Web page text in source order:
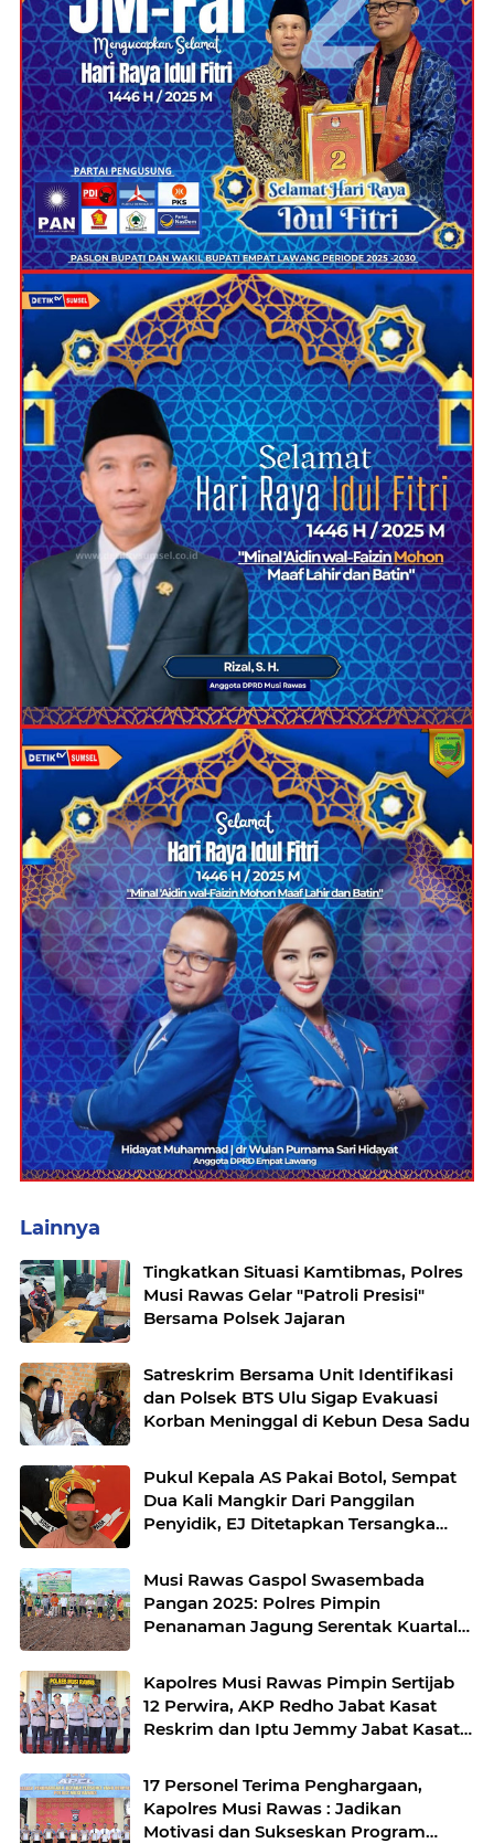
Lainnya
Tingkatkan Situasi Kamtibmas, Polres
Musi Rawas Gelar "Patroli Presisi"
Bersama Polsek Jajaran
Satreskrim Bersama Unit Identifikasi
dan Polsek BTS Ulu Sigap Evakuasi
Korban Meninggal di Kebun Desa Sadu
Pukul Kepala AS Pakai Botol, Sempat
Dua Kali Mangkir Dari Panggilan
Penyidik, EJ Ditetapkan Tersangka
Musi Rawas Gaspol Swasembada
Pangan 2025: Polres Pimpin
Penanaman Jagung Serentak Kuartal
Kapolres Musi Rawas Pimpin Sertijab
12 Perwira, AKP Redho Jabat Kasat
Reskrim dan Iptu Jemmy Jabat Kasat
17 Personel Terima Penghargaan,
Kapolres Musi Rawas : Jadikan
Motivasi dan Sukseskan Program